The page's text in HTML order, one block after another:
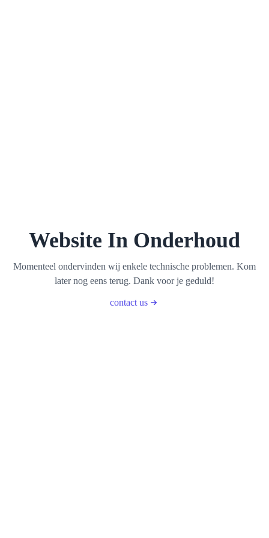
Website In Onderhoud
Momenteel ondervinden wij enkele technische problemen. Kom
later nog eens terug. Dank voor je geduld!
contact us